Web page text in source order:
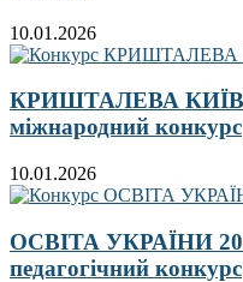
10.01.2026
КРИШТАЛЕВА
міжнародний конкурс
10.01.2026
ОСВІТА УКРАЇНИ
педагогічний конкурс